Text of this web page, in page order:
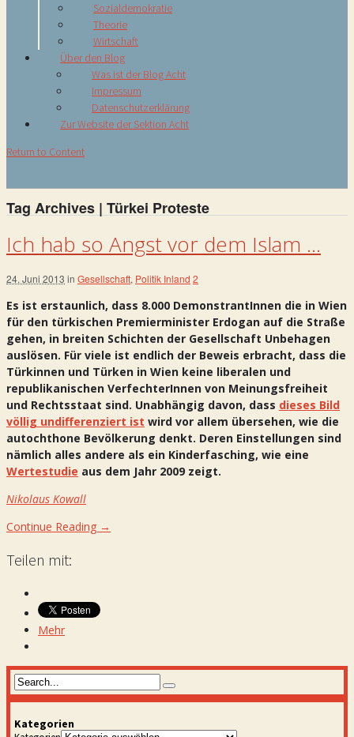
Sozialdemokratie
Theorie
Wirtschaft
Über den Blog
Was ist der Blog Acht
Impressum
Datenschutzerklärung
Zur Website der Sektion Acht
Return to Content
Tag Archives | Türkei Proteste
Ich hab so Angst vor dem Islam …
24. Juni 2013 in Gesellschaft, Politik Inland 2
Es ist erstaunlich, dass 8.000 DemonstrantInnen die in Wien
für den türkischen Premierminister Erdogan auf die Straße
gehen, in breiten Schichten der Gesellschaft Unbehagen
auslösen. Für viele ist endlich der Beweis erbracht, dass die
Türkinnen und Türken in Wien keine liberalen und
republikanischen VerfechterInnen von Meinungsfreiheit
und Rechtsstaat sind. Unabhängig davon, dass dieses Bild
völlig undifferenziert ist wird vor allem übersehen, wie die
autochthone Bevölkerung denkt. Deren Einstellungen sind
nämlich alles andere als ein Kinderfasching, wie eine
Wertestudie aus dem Jahr 2009 zeigt.
Nikolaus Kowall
Continue Reading →
Teilen mit:
Mehr
Kategorien